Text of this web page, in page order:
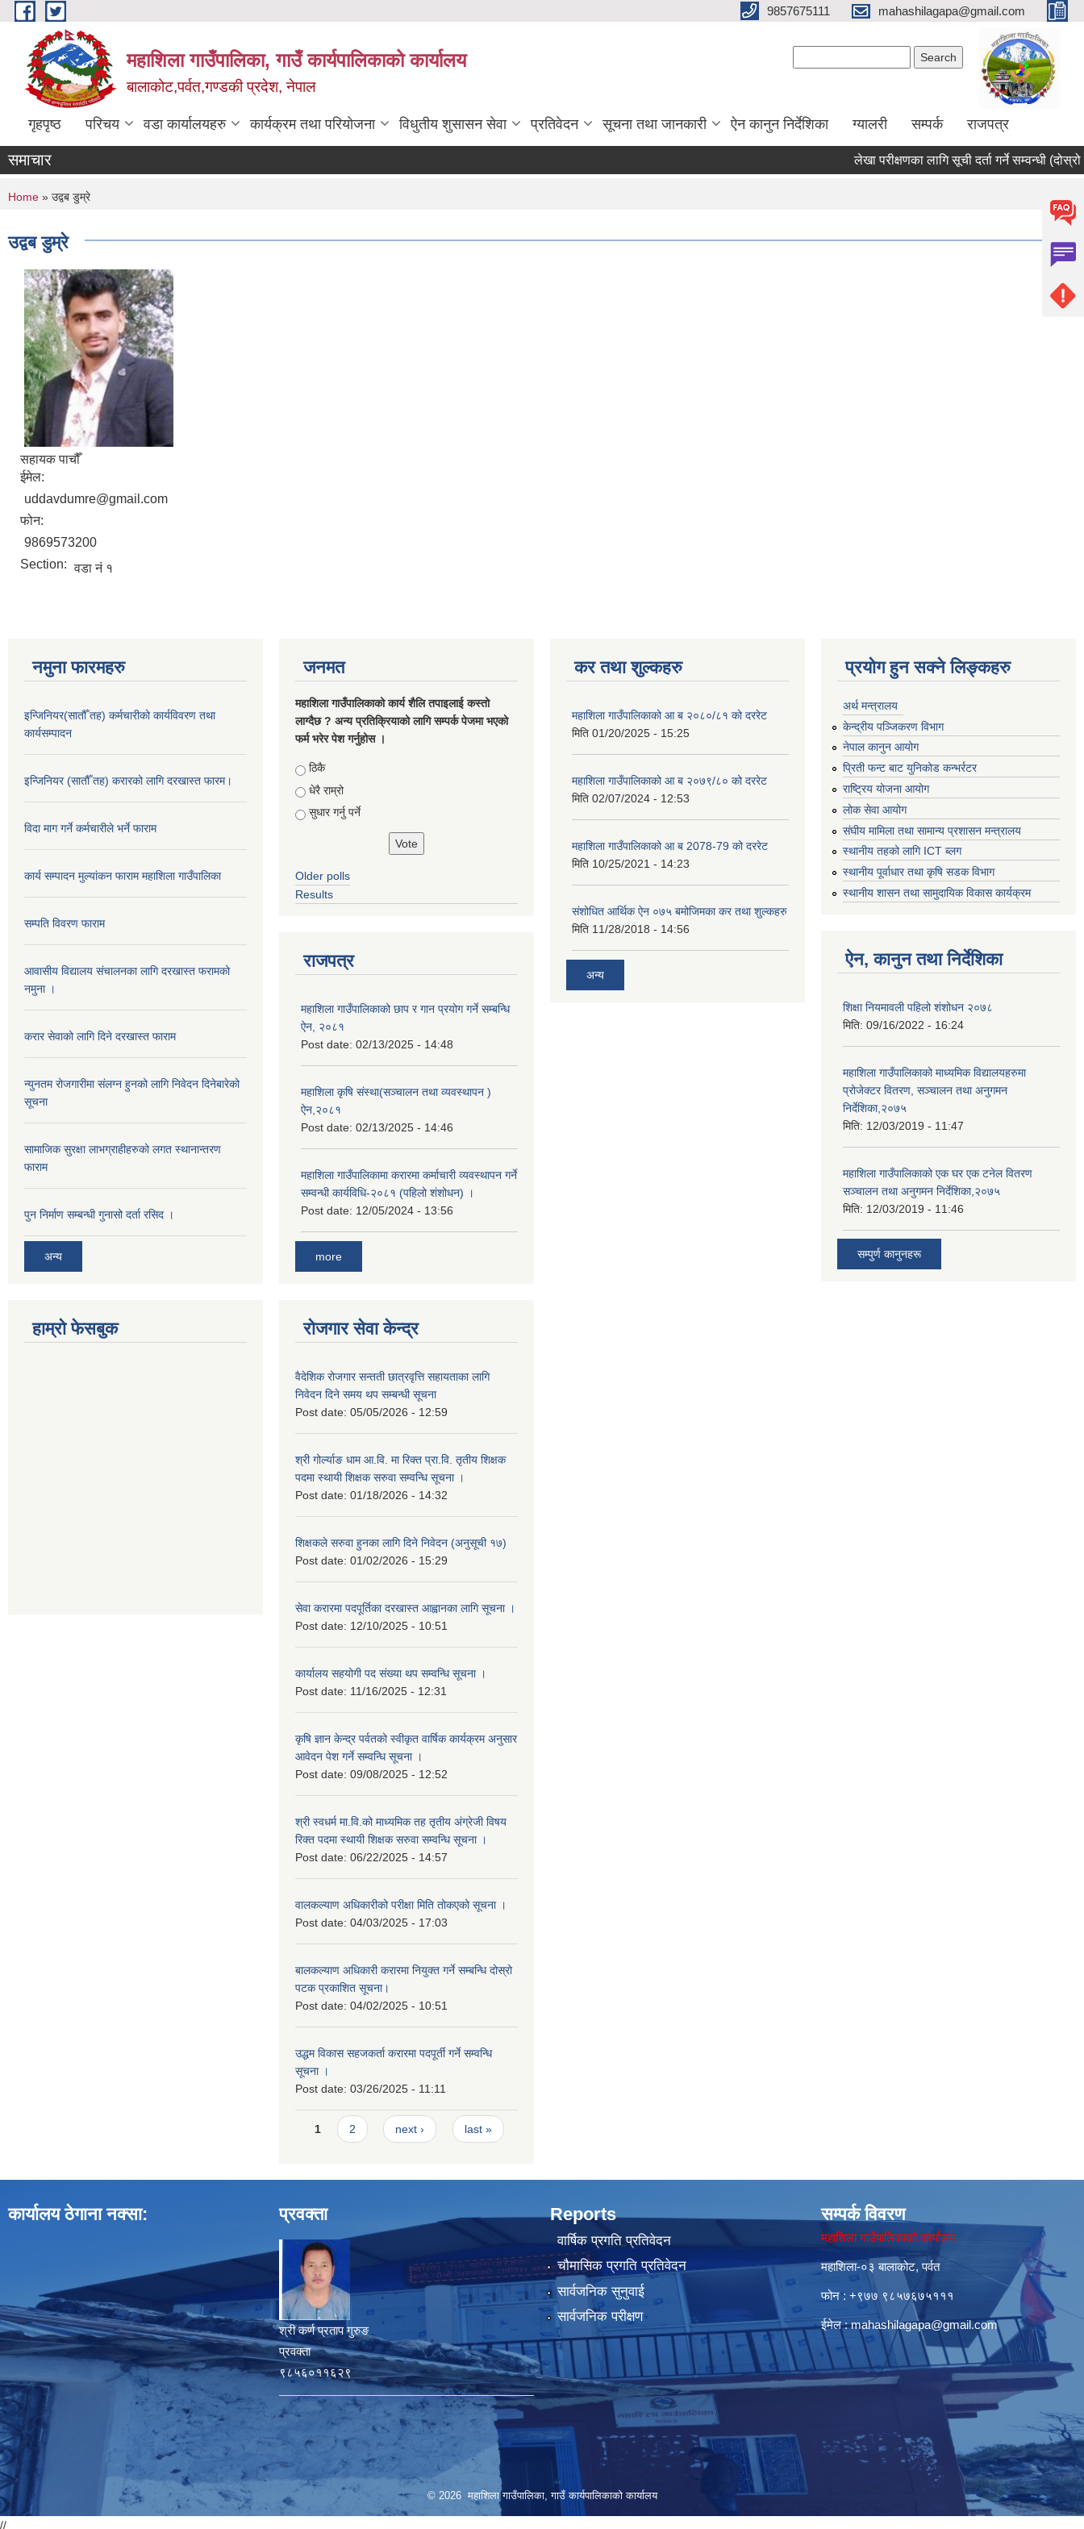
Skip to main content 9857675111 mahashilagapa@gmail.com
महाशिला गाउँपालिका, गाउँ कार्यपालिकाको कार्यालय
बालाकोट,पर्वत,गण्डकी प्रदेश, नेपाल
गृहपृष्ठ परिचय वडा कार्यालयहरु कार्यक्रम तथा परियोजना विधुतीय शुसासन सेवा प्रतिवेदन सूचना तथा जानकारी ऐन कानुन निर्देशिका ग्यालरी सम्पर्क राजपत्र
समाचार लेखा परीक्षणका लागि सूची दर्ता गर्ने सम्वन्धी (दोस्रो
You are here
Home » उद्वब डुम्रे
उद्वब डुम्रे
सहायक पाचौँ
ईमेल:
uddavdumre@gmail.com
फोन:
9869573200
Section: वडा नं १
नमुना फारमहरु
इन्जिनियर(सातौँ तह) कर्मचारीको कार्यविवरण तथा
कार्यसम्पादन
इन्जिनियर (सातौँ तह) करारको लागि दरखास्त फारम।
विदा माग गर्ने कर्मचारीले भर्ने फाराम
कार्य सम्पादन मुल्यांकन फाराम महाशिला गाउँपालिका
सम्पति विवरण फाराम
आवासीय विद्यालय संचालनका लागि दरखास्त फरामको
नमुना ।
करार सेवाको लागि दिने दरखास्त फाराम
न्युनतम रोजगारीमा संलग्न हुनको लागि निवेदन दिनेबारेको
सूचना
सामाजिक सुरक्षा लाभग्राहीहरुको लगत स्थानान्तरण
फाराम
पुन निर्माण सम्बन्धी गुनासो दर्ता रसिद ।
अन्य
जनमत
महाशिला गाउँपालिकाको कार्य शैलि तपाइलाई कस्तो
लाग्दैछ ? अन्य प्रतिक्रियाको लागि सम्पर्क पेजमा भएको
फर्म भरेर पेश गर्नुहोस ।
Choices
ठिकै
धेरै राम्रो
सुधार गर्नु पर्ने
Older polls
Results
राजपत्र
महाशिला गाउँपालिकाको छाप र गान प्रयोग गर्ने सम्बन्धि
ऐन, २०८१
Post date: 02/13/2025 - 14:48
महाशिला कृषि संस्था(सञ्चालन तथा व्यवस्थापन )
ऐन,२०८१
Post date: 02/13/2025 - 14:46
महाशिला गाउँपालिकामा करारमा कर्माचारी व्यवस्थापन गर्ने
सम्वन्धी कार्यविधि-२०८१ (पहिलो शंशोधन) ।
Post date: 12/05/2024 - 13:56
more
कर तथा शुल्कहरु
महाशिला गाउँपालिकाको आ ब २०८०/८१ को दररेट
मिति 01/20/2025 - 15:25
महाशिला गाउँपालिकाको आ ब २०७९/८० को दररेट
मिति 02/07/2024 - 12:53
महाशिला गाउँपालिकाको आ ब 2078-79 को दररेट
मिति 10/25/2021 - 14:23
संशोधित आर्थिक ऐन ०७५ बमोजिमका कर तथा शुल्कहरु
मिति 11/28/2018 - 14:56
अन्य
प्रयोग हुन सक्ने लिङ्कहरु
अर्थ मन्त्रालय
केन्द्रीय पञ्जिकरण विभाग
नेपाल कानुन आयोग
प्रिती फन्ट बाट युनिकोड कन्भर्रटर
राष्ट्रिय योजना आयोग
लोक सेवा आयोग
संघीय मामिला तथा सामान्य प्रशासन मन्त्रालय
स्थानीय तहको लागि ICT ब्लग
स्थानीय पूर्वाधार तथा कृषि सडक विभाग
स्थानीय शासन तथा सामुदायिक विकास कार्यक्रम
ऐन, कानुन तथा निर्देशिका
शिक्षा नियमावली पहिलो शंशोधन २०७८
मिति: 09/16/2022 - 16:24
महाशिला गाउँपालिकाको माध्यमिक विद्यालयहरुमा
प्रोजेक्टर वितरण, सञ्चालन तथा अनुगमन
निर्देशिका,२०७५
मिति: 12/03/2019 - 11:47
महाशिला गाउँपालिकाको एक घर एक टनेल वितरण
सञ्चालन तथा अनुगमन निर्देशिका,२०७५
मिति: 12/03/2019 - 11:46
सम्पुर्ण कानुनहरू
हाम्रो फेसबुक रोजगार सेवा केन्द्र
वैदेशिक रोजगार सन्तती छात्रवृत्ति सहायताका लागि
निवेदन दिने समय थप सम्बन्धी सूचना
Post date: 05/05/2026 - 12:59
श्री गोर्ल्याङ धाम आ.वि. मा रिक्त प्रा.वि. तृतीय शिक्षक
पदमा स्थायी शिक्षक सरुवा सम्वन्धि सूचना ।
Post date: 01/18/2026 - 14:32
शिक्षकले सरुवा हुनका लागि दिने निवेदन (अनुसूची १७)
Post date: 01/02/2026 - 15:29
सेवा करारमा पदपूर्तिका दरखास्त आह्वानका लागि सूचना ।
Post date: 12/10/2025 - 10:51
कार्यालय सहयोगी पद संख्या थप सम्वन्धि सूचना ।
Post date: 11/16/2025 - 12:31
कृषि ज्ञान केन्द्र पर्वतको स्वीकृत वार्षिक कार्यक्रम अनुसार
आवेदन पेश गर्ने सम्वन्धि सूचना ।
Post date: 09/08/2025 - 12:52
श्री स्वधर्म मा.वि.को माध्यमिक तह तृतीय अंग्रेजी विषय
रिक्त पदमा स्थायी शिक्षक सरुवा सम्वन्धि सूचना ।
Post date: 06/22/2025 - 14:57
वालकल्याण अधिकारीको परीक्षा मिति तोकएको सूचना ।
Post date: 04/03/2025 - 17:03
बालकल्याण अधिकारी करारमा नियुक्त गर्ने सम्बन्धि दोस्रो
पटक प्रकाशित सूचना।
Post date: 04/02/2025 - 10:51
उद्धम विकास सहजकर्ता करारमा पदपूर्ती गर्ने सम्वन्धि
सूचना ।
Post date: 03/26/2025 - 11:11
Pages
1 2 next › last »
कार्यालय ठेगाना नक्सा: प्रवक्ता
श्री कर्ण प्रताप गुरुङ
प्रवक्ता
९८५६०११६२९
Reports
वार्षिक प्रगति प्रतिवेदन
चौमासिक प्रगति प्रतिवेदन
सार्वजनिक सुनुवाई
सार्वजनिक परीक्षण
सम्पर्क विवरण
महाशिला गाउँपालिकाको कार्यालय
महाशिला-०३ बालाकोट, पर्वत
फोन : ‌+९७७ ९८५७६७५१११
ईमेल :mahashilagapa@gmail.com
© 2026 महाशिला गाउँपालिका, गाउँ कार्यपालिकाको कार्यालय
//